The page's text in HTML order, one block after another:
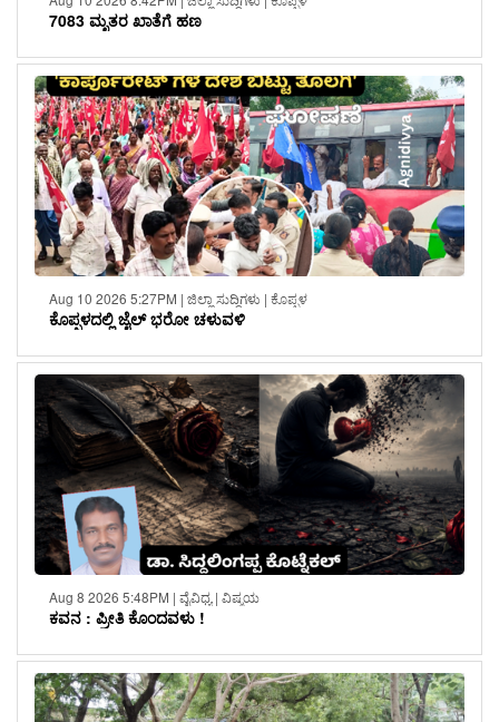
7083 ಮೃತರ ಖಾತೆಗೆ ಹಣ
Aug 10 2026 5:27PM | ಜಿಲ್ಲಾ ಸುದ್ದಿಗಳು | ಕೊಪ್ಪಳ
ಕೊಪ್ಪಳದಲ್ಲಿ ಜೈಲ್ ಭರೋ ಚಳುವಳಿ
Aug 8 2026 5:48PM | ವೈವಿಧ್ಯ | ವಿಷ್ಮಯ
ಕವನ : ಪ್ರೀತಿ ಕೊಂದವಳು !